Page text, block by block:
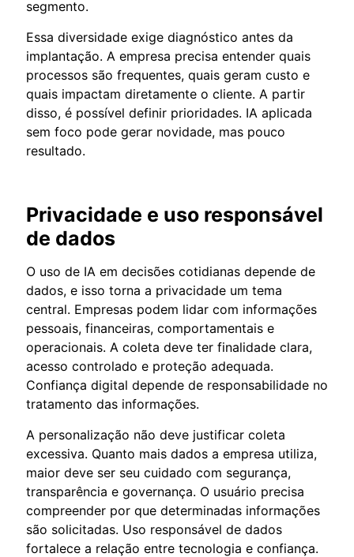
segmento.
Essa diversidade exige diagnóstico antes da
implantação. A empresa precisa entender quais
processos são frequentes, quais geram custo e
quais impactam diretamente o cliente. A partir
disso, é possível definir prioridades. IA aplicada
sem foco pode gerar novidade, mas pouco
resultado.
Privacidade e uso responsável
de dados
O uso de IA em decisões cotidianas depende de
dados, e isso torna a privacidade um tema
central. Empresas podem lidar com informações
pessoais, financeiras, comportamentais e
operacionais. A coleta deve ter finalidade clara,
acesso controlado e proteção adequada.
Confiança digital depende de responsabilidade no
tratamento das informações.
A personalização não deve justificar coleta
excessiva. Quanto mais dados a empresa utiliza,
maior deve ser seu cuidado com segurança,
transparência e governança. O usuário precisa
compreender por que determinadas informações
são solicitadas. Uso responsável de dados
fortalece a relação entre tecnologia e confiança.